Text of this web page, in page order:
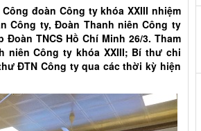
đoàn Công ty khóa XXIII nhiệm
Công ty, Đoàn Thanh niên Công ty
TNCS Hồ Chí Minh 26/3. Tham
niên Công ty khóa XXIII; Bí thư chi
ĐTN Công ty qua các thời kỳ hiện